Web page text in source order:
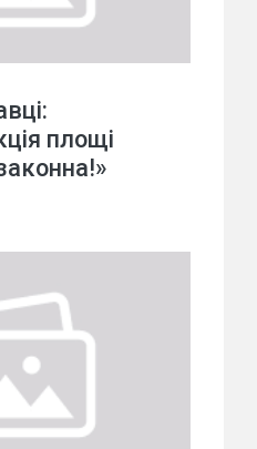
площі